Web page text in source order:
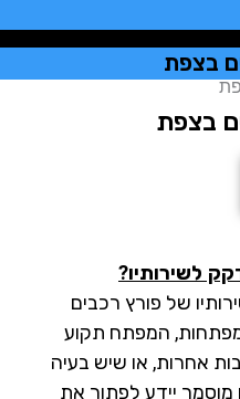
של פורץ רכבים
המפתח תקוע
או שיש בעיה
יידע לפתור את